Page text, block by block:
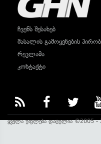
ჩვენს შესახებ
მასალის გამოყენების
რეკლამა
კონტაქტი
ყველა უფლება დაცულია ©2005